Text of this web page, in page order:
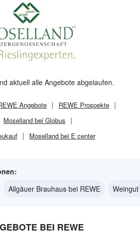
aktuell alle Angebote abgelaufen.
Angebote REWE Prospekte
Moselland bei Globus
Moselland bei E center
Allgäuer Brauhaus bei REWE
BEI REWE